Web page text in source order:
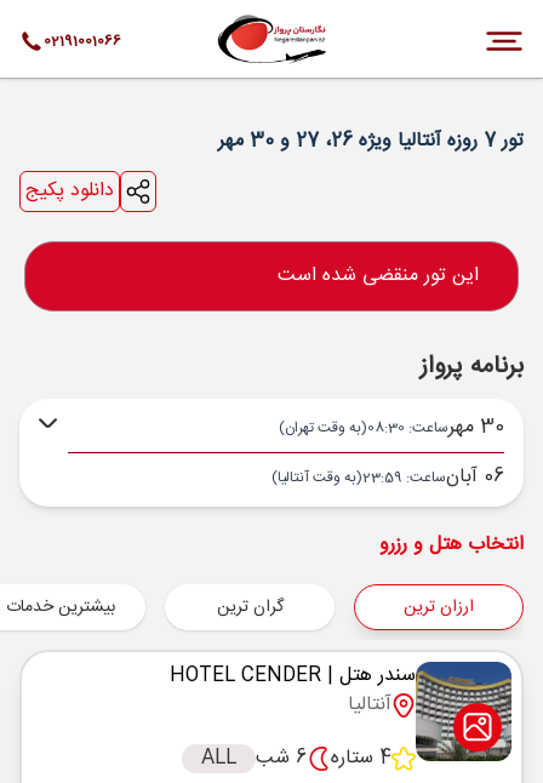
02191001066
تور 7 روزه آنتالیا ویژه 26، 27 و 30 مهر
دانلود پکیج
این تور منقضی شده است
برنامه پرواز
30 مهر ساعت: 08:30 (به وقت تهران)
06 آبان ساعت: 23:59 (به وقت آنتالیا)
شروع سفر
نوع سفر :هواییEconomy ترکیش
ساعت حرکت :08:30 مدت سفر :04:00
پایان سفر
آنتالیا , فرودگاه آنتالیا AYT
تهران , فرودگاه بین‌المللی امام خمینی IKA
انتخاب هتل و رزرو
ارزان ترین گران ترین بیشترین خدمات
سندر هتل | HOTEL CENDER
آنتالیا
4 ستاره
6 شب ALL